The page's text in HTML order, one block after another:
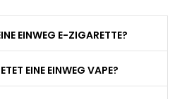
EINWEG E-ZIGARETTE?
EINE EINWEG VAPE?